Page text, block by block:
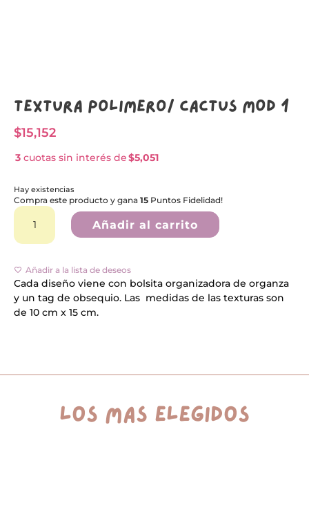
Textura Polímero/ CACTUS MOD 1
$15,152
3 cuotas sin interés de$5,051
Hay existencias
Compra este producto y gana15 Puntos Fidelidad!
Textura
Polímero/
MOD
cantidad
Añadir al carrito
t
i
Añadir a la lista de deseos
Cada diseño viene con bolsita organizadora de organza
y un tag de obsequio. Las medidas de las texturas son
de 10 cm x 15 cm.
los más elegidos